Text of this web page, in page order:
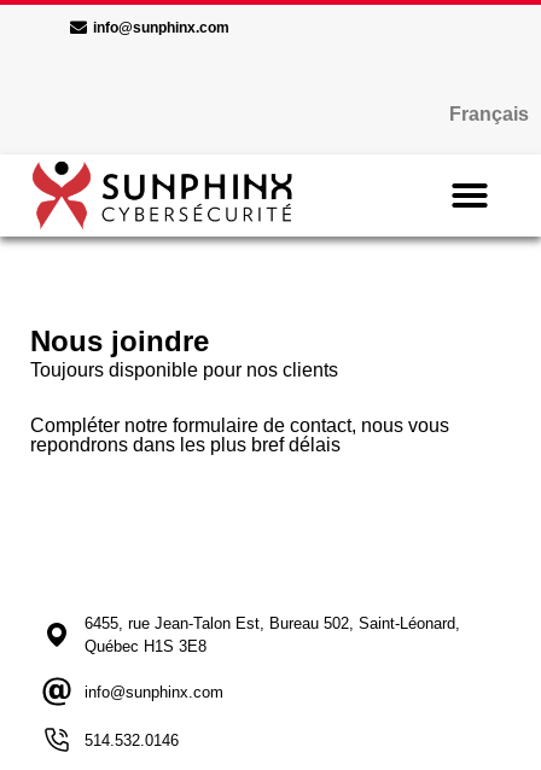
info@sunphinx.com
Français
Nous joindre
Toujours disponible pour nos clients
Compléter notre formulaire de contact, nous vous
repondrons dans les plus bref délais
6455, rue Jean-Talon Est, Bureau 502, Saint-Léonard,
Québec H1S 3E8
info@sunphinx.com
514.532.0146